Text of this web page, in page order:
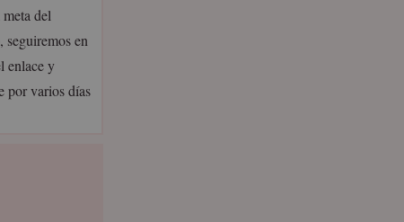
del
en
enlace y
por varios días